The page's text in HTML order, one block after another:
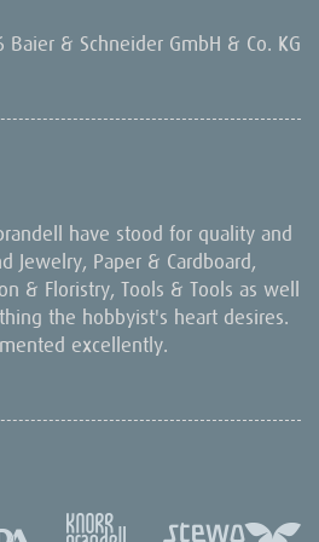
& Schneider GmbH & Co. KG
have stood for quality and
Jewelry, Paper & Cardboard,
& Floristry, Tools & Tools as well
the hobbyist's heart desires.
excellently.